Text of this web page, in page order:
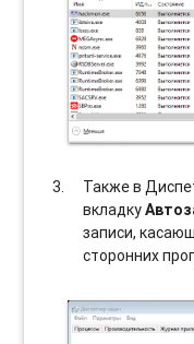
Также в
вкладку
записи,
сторонних